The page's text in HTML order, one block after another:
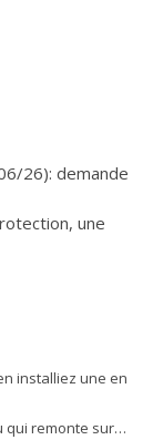
26): demande
une
installiez une en
qui remonte sur…